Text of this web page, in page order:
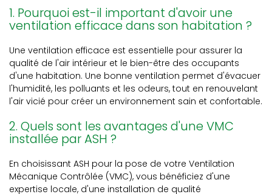
1. Pourquoi est-il important d'avoir une
ventilation efficace dans son habitation ?
Une ventilation efficace est essentielle pour assurer la
qualité de l'air intérieur et le bien-être des occupants
d'une habitation. Une bonne ventilation permet d'évacuer
l'humidité, les polluants et les odeurs, tout en renouvelant
l'air vicié pour créer un environnement sain et confortable.
2. Quels sont les avantages d'une VMC
installée par ASH ?
En choisissant ASH pour la pose de votre Ventilation
Mécanique Contrôlée (VMC), vous bénéficiez d'une
expertise locale, d'une installation de qualité